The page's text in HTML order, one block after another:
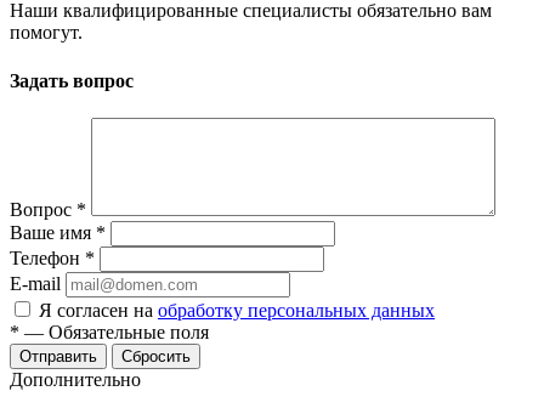
Наши квалифицированные специалисты обязательно вам
помогут.
Задать вопрос
Вопрос *
Ваше имя *
Телефон *
E-mail
Я согласен на обработку персональных данных
* — Обязательные поля
Сбросить
Дополнительно